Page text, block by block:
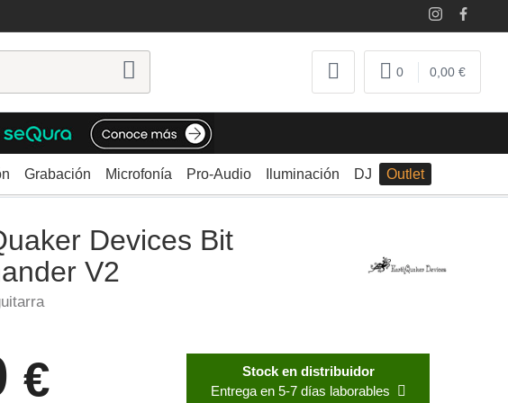
0 0,00 €
Grabación Microfonía Pro-Audio Iluminación DJ Outlet
V2
Devices Bit
V2
€
Stock en distribuidor
Entrega en 5-7 días laborables